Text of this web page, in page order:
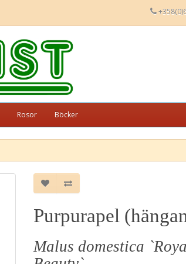
Rosor Böcker
Purpurapel
Malus domestica